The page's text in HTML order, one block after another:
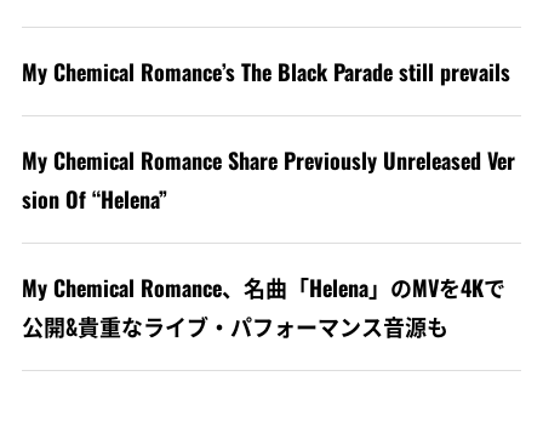
My Chemical Romance’s The Black Parade still prevails
My Chemical Romance Share Previously Unreleased Ver
sion Of “Helena”
My Chemical Romance、名曲「Helena」のMVを4Kで
公開&貴重なライブ・パフォーマンス音源も